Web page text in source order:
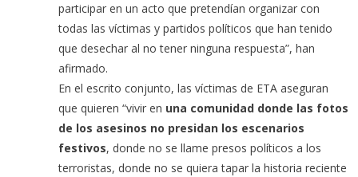
participar en un acto que pretendían organizar con
todas las víctimas y partidos políticos que han tenido
que desechar al no tener ninguna respuesta”, han
afirmado.
En el escrito conjunto, las víctimas de ETA aseguran
que quieren “vivir en una comunidad donde las fotos
de los asesinos no presidan los escenarios
festivos, donde no se llame presos políticos a los
terroristas, donde no se quiera tapar la historia reciente